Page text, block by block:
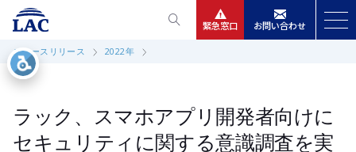
緊急窓口 お問い合わせ
ニュースリリース
ニュースリリース 2022年
ラック、スマホアプリ開発者向けに
セキュリティに関する意識調査を実